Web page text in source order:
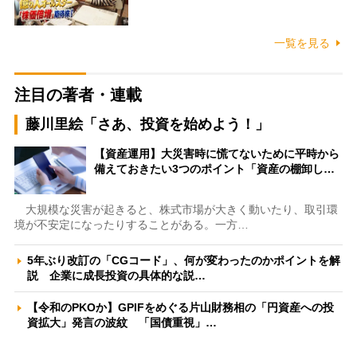
一覧を見る
注目の著者・連載
藤川里絵「さあ、投資を始めよう！」
【資産運用】大災害時に慌てないために平時から
備えておきたい3つのポイント「資産の棚卸し…
大規模な災害が起きると、株式市場が大きく動いたり、取引環
境が不安定になったりすることがある。一方…
5年ぶり改訂の「CGコード」、何が変わったのかポイントを解
説 企業に成長投資の具体的な説…
【令和のPKOか】GPIFをめぐる片山財務相の「円資産への投
資拡大」発言の波紋 「国債重視」…